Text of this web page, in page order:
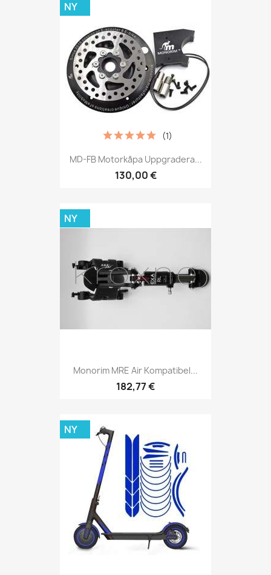
MD-FB Motorkåpa Uppgradera...
130,00 €
(1)
NY
Monorim MRE Air Kompatibel...
182,77 €
NY
NY